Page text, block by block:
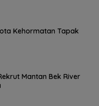
Kehormatan Tapak
Mantan Bek River